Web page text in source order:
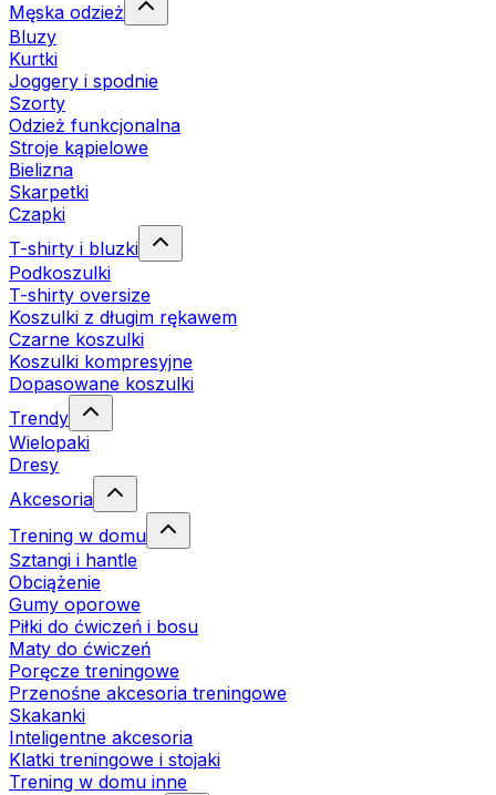
Męska odzież
Bluzy
Kurtki
Joggery i spodnie
Szorty
Odzież funkcjonalna
Stroje kąpielowe
Bielizna
Skarpetki
Czapki
T-shirty i bluzki
Podkoszulki
T-shirty oversize
Koszulki z długim rękawem
Czarne koszulki
Koszulki kompresyjne
Dopasowane koszulki
Trendy
Wielopaki
Dresy
Akcesoria
Trening w domu
Sztangi i hantle
Obciążenie
Gumy oporowe
Piłki do ćwiczeń i bosu
Maty do ćwiczeń
Poręcze treningowe
Przenośne akcesoria treningowe
Skakanki
Inteligentne akcesoria
Klatki treningowe i stojaki
Trening w domu inne